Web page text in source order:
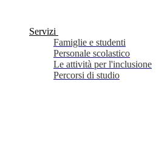
Servizi
Famiglie e studenti
Personale scolastico
Le attività per l'inclusione
Percorsi di studio